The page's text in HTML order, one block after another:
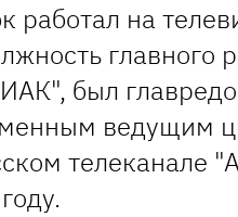
работал на
главного
был
ведущим
телеканале